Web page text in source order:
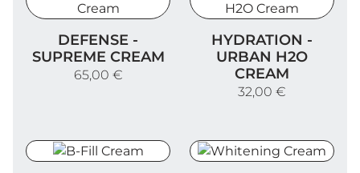
DEFENSE -
SUPREME CREAM
65,00 €
HYDRATION -
URBAN H2O
CREAM
32,00 €